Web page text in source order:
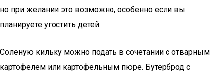
но при желании это возможно, особенно если вы
планируете угостить детей.
Соленую кильку можно подать в сочетании с отварным
картофелем или картофельным пюре. Бутерброд с